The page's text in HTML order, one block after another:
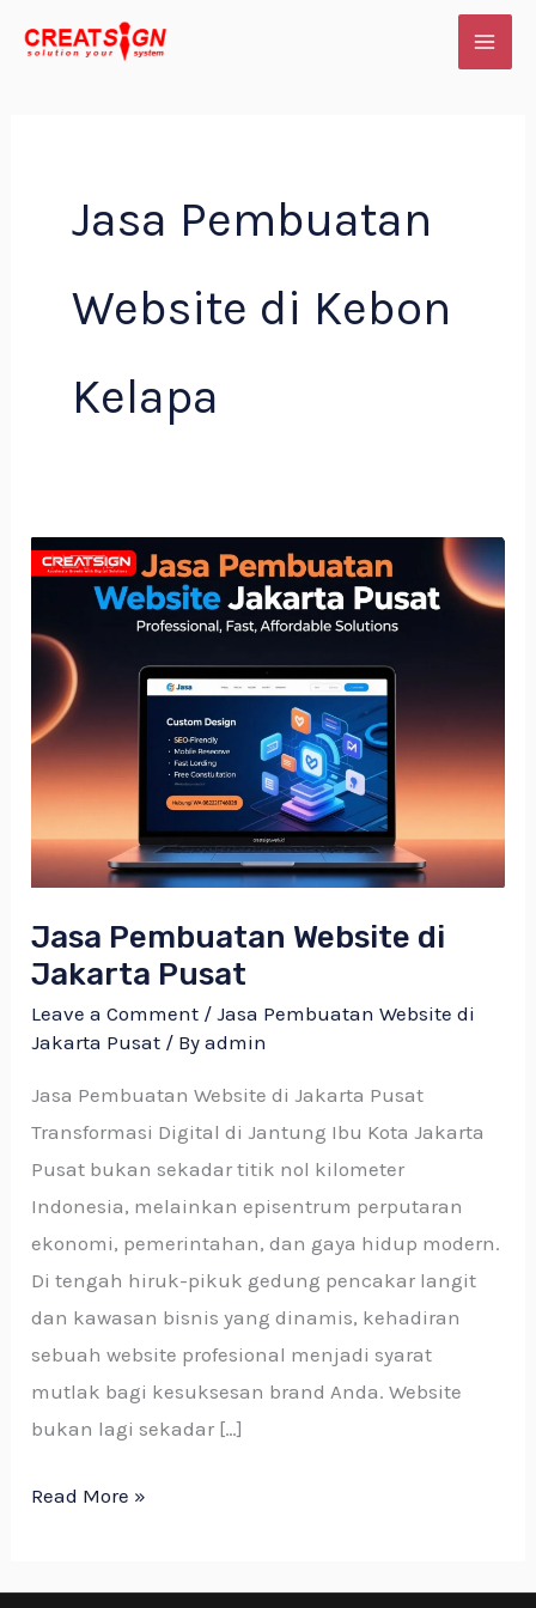
Jasa Pembuatan
Website di Kebon
Kelapa
Jasa Pembuatan Website di
Jakarta Pusat
Leave a Comment /Jasa Pembuatan Website di
Jakarta Pusat / Byadmin
Jasa Pembuatan Website di Jakarta Pusat
Transformasi Digital di Jantung Ibu Kota Jakarta
Pusat bukan sekadar titik nol kilometer
Indonesia, melainkan episentrum perputaran
ekonomi, pemerintahan, dan gaya hidup modern.
Di tengah hiruk-pikuk gedung pencakar langit
dan kawasan bisnis yang dinamis, kehadiran
sebuah website profesional menjadi syarat
mutlak bagi kesuksesan brand Anda. Website
bukan lagi sekadar […]
Jasa
Pembuatan
Website
Jakarta
Pusat
Read More »